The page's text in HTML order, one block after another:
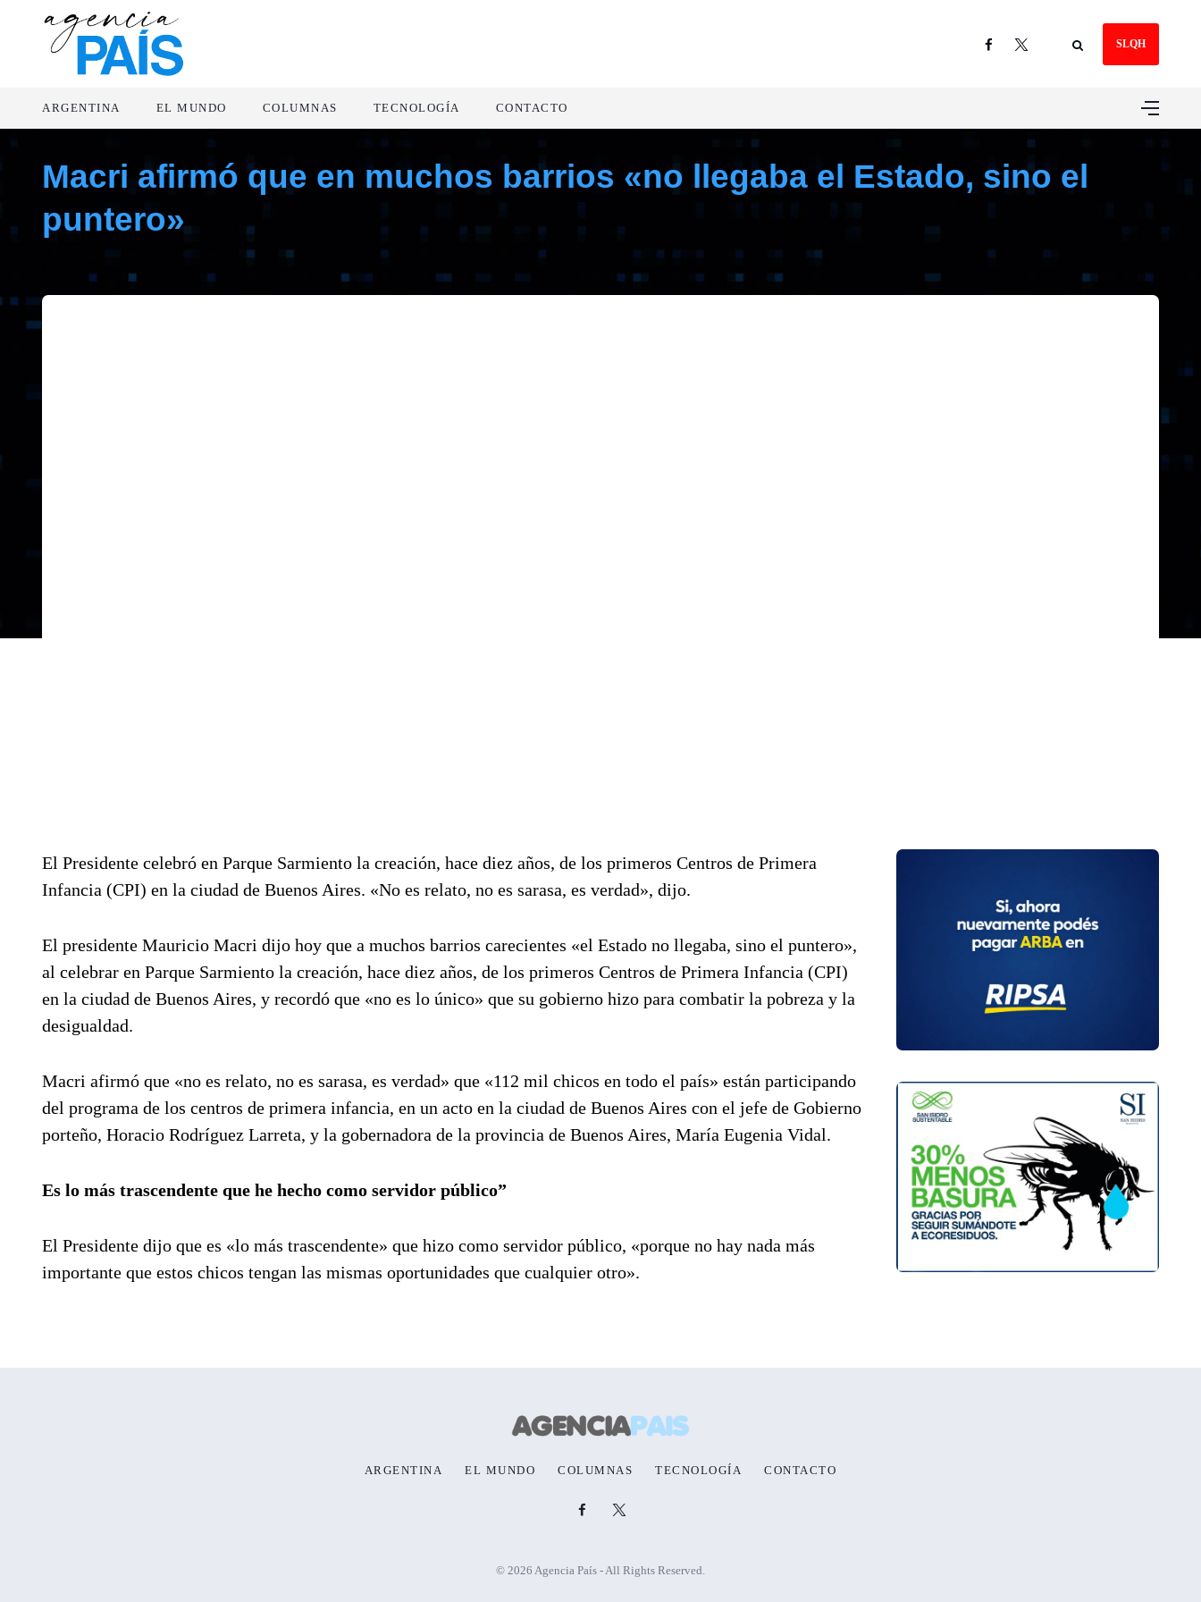
SLQH
ARGENTINA EL MUNDO COLUMNAS TECNOLOGÍA CONTACTO
Macri afirmó que en muchos barrios «no llegaba el Estado, sino el
puntero»
El Presidente celebró en Parque Sarmiento la creación, hace diez años, de los primeros Centros de Primera
Infancia (CPI) en la ciudad de Buenos Aires. «No es relato, no es sarasa, es verdad», dijo.
El presidente Mauricio Macri dijo hoy que a muchos barrios carecientes «el Estado no llegaba, sino el puntero»,
al celebrar en Parque Sarmiento la creación, hace diez años, de los primeros Centros de Primera Infancia (CPI)
en la ciudad de Buenos Aires, y recordó que «no es lo único» que su gobierno hizo para combatir la pobreza y la
desigualdad.
Macri afirmó que «no es relato, no es sarasa, es verdad» que «112 mil chicos en todo el país» están participando
del programa de los centros de primera infancia, en un acto en la ciudad de Buenos Aires con el jefe de Gobierno
porteño, Horacio Rodríguez Larreta, y la gobernadora de la provincia de Buenos Aires, María Eugenia Vidal.
Es lo más trascendente que he hecho como servidor público”
El Presidente dijo que es «lo más trascendente» que hizo como servidor público, «porque no hay nada más
importante que estos chicos tengan las mismas oportunidades que cualquier otro».
ARGENTINA EL MUNDO COLUMNAS TECNOLOGÍA CONTACTO
© 2026 Agencia País - All Rights Reserved.